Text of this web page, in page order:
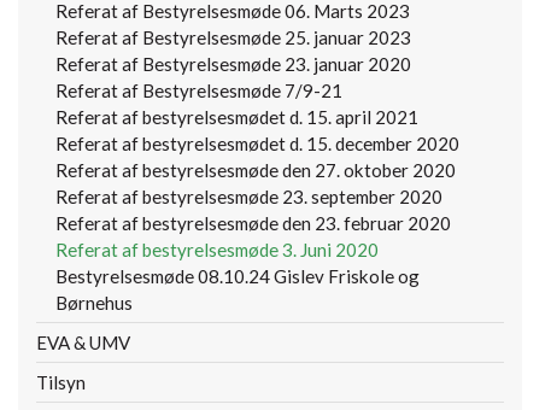
Referat af Bestyrelsesmøde 06. Marts 2023
Referat af Bestyrelsesmøde 25. januar 2023
Referat af Bestyrelsesmøde 23. januar 2020
Referat af Bestyrelsesmøde 7/9-21
Referat af bestyrelsesmødet d. 15. april 2021
Referat af bestyrelsesmødet d. 15. december 2020
Referat af bestyrelsesmøde den 27. oktober 2020
Referat af bestyrelsesmøde 23. september 2020
Referat af bestyrelsesmøde den 23. februar 2020
Referat af bestyrelsesmøde 3. Juni 2020
Bestyrelsesmøde 08.10.24 Gislev Friskole og
Børnehus
EVA & UMV
Tilsyn